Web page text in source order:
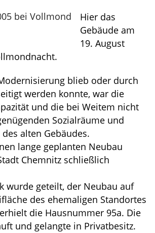
Hier das
Gebäude am
19. August
blieb oder durch
werden konnte, war die
und die bei Weitem nicht
Sozialräume und
alten Gebäudes.
lange geplanten Neubau
Chemnitz schließlich
wurde geteilt, der Neubau auf
des ehemaligen Standortes
die Hausnummer 95a. Die
und gelangte in Privatbesitz.